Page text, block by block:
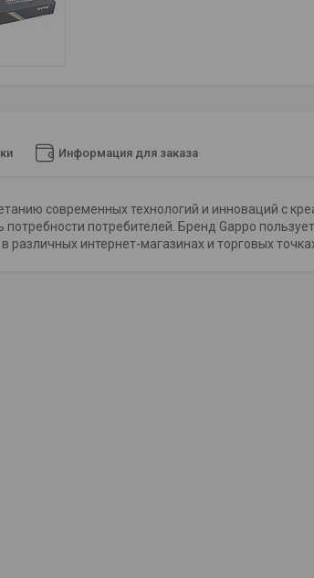
Информация для заказа
современных технологий и инноваций с
потребности потребителей. Бренд Gappo
различных интернет-магазинах и торговых